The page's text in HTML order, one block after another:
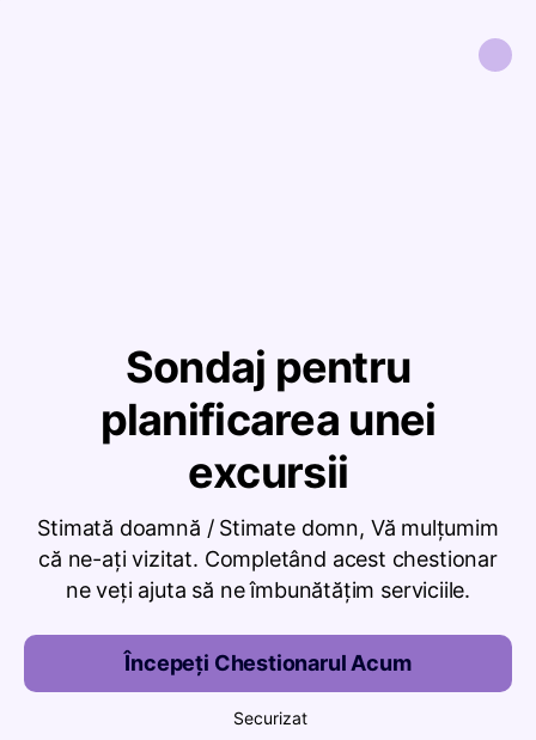
Sondaj pentru
planificarea unei
excursii
Stimată doamnă / Stimate domn, Vă mulțumim
că ne-ați vizitat. Completând acest chestionar
ne veți ajuta să ne îmbunătățim serviciile.
Începeți Chestionarul Acum
Securizat